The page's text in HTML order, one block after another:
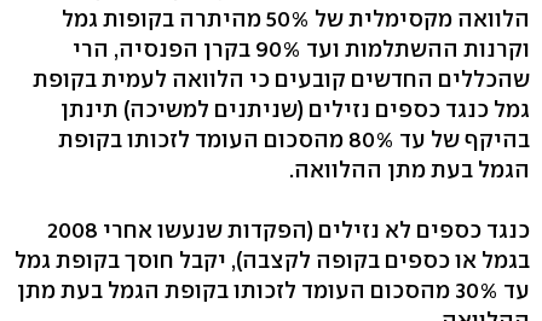
הלוואה מקסימלית של 50% מהיתרה בקופות גמל
וקרנות ההשתלמות ועד 90% בקרן הפנסיה, הרי
שהכללים החדשים קובעים כי הלוואה לעמית בקופת
גמל כנגד כספים נזילים (שניתנים למשיכה) תינתן
בהיקף של עד 80% מהסכום העומד לזכותו בקופת
הגמל בעת מתן ההלוואה.
כנגד כספים לא נזילים (הפקדות שנעשו אחרי 2008
בגמל או כספים בקופה לקצבה), יקבל חוסך בקופת גמל
עד 30% מהסכום העומד לזכותו בקופת הגמל בעת מתן